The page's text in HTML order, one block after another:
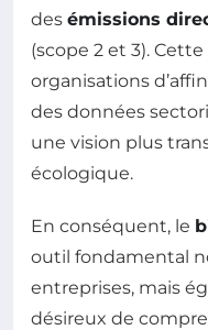
des émissions
(scope 2 et 3).
organisations
des données
une vision plus
écologique.
En conséquent, le
outil fondamental
entreprises, mais
désireux de